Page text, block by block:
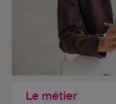
Le métier